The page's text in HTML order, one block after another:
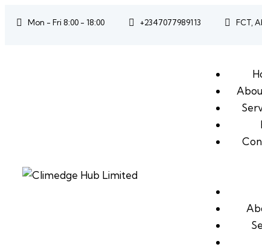
Mon - Fri 8:00 - 18:00 +2347077989113 FCT,